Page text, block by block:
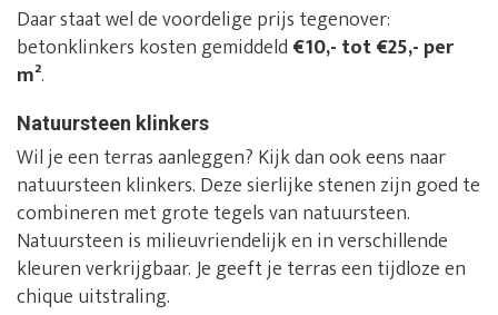
Daar staat wel de voordelige prijs tegenover:
betonklinkers kosten gemiddeld €10,- tot €25,- per
m².
Natuursteen klinkers
Wil je een terras aanleggen? Kijk dan ook eens naar
natuursteen klinkers. Deze sierlijke stenen zijn goed te
combineren met grote tegels van natuursteen.
Natuursteen is milieuvriendelijk en in verschillende
kleuren verkrijgbaar. Je geeft je terras een tijdloze en
chique uitstraling.